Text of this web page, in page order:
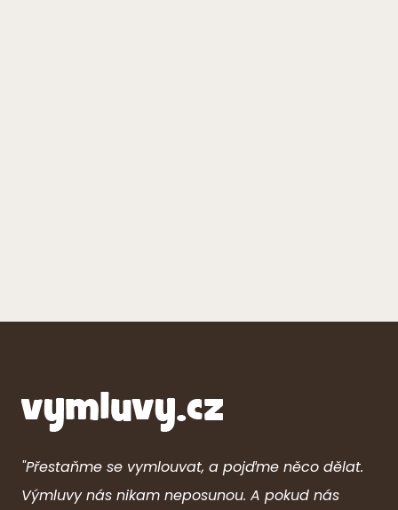
"Přestaňme se vymlouvat, a pojďme něco dělat.
Výmluvy nás nikam neposunou. A pokud nás